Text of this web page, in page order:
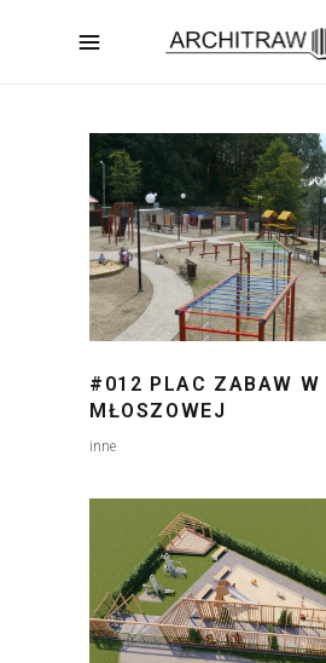
#012 PLAC ZABAW W
MŁOSZOWEJ
inne